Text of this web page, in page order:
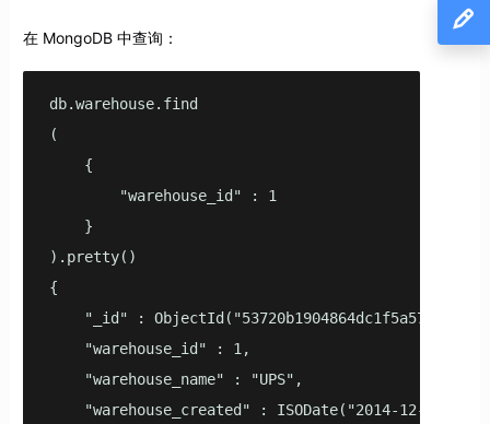
在 MongoDB 中查询：
db.warehouse.find
(
    {
        "warehouse_id" : 1
    }
).pretty()
{
    "_id" : ObjectId("53720b1904864dc1f5a571a0"),
    "warehouse_id" : 1,
    "warehouse_name" : "UPS",
"warehouse_created" : ISODate("2014-12-